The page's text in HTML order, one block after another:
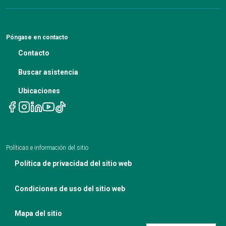
Recursos para pacientes
Asesoramiento financiero
La nutrición en el tratamiento del cáncer
Póngase en contacto
Contacto
Buscar asistencia
Ubicaciones
Políticas e información del sitio
Política de privacidad del sitio web
Condiciones de uso del sitio web
Mapa del sitio